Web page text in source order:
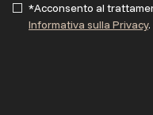
*Acconsento al
Informativa sulla Privacy.